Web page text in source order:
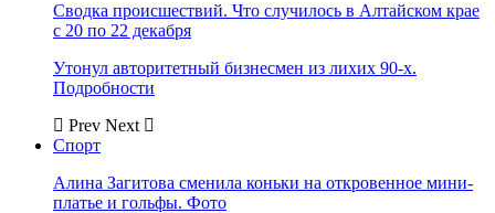
Сводка происшествий. Что случилось в Алтайском крае
с 20 по 22 декабря
Утонул авторитетный бизнесмен из лихих 90-х.
Подробности
Prev Next
Спорт
Алина Загитова сменила коньки на откровенное мини-
платье и гольфы. Фото